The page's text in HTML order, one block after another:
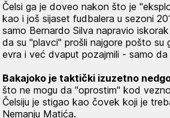
Čelsi ga je doveo nakon što je
kao i još sijaset fudbalera u sezoni
samo Bernardo Silva napravio
da su "plavci" prošli najgore pošto su
evra i već dvaput pozajmili - samo da
Bakajoko je taktički izuzetno
što ne mogu da "oprostim" kod
Čelsiju je stigao kao čovek koji je
Nemanju Matića.